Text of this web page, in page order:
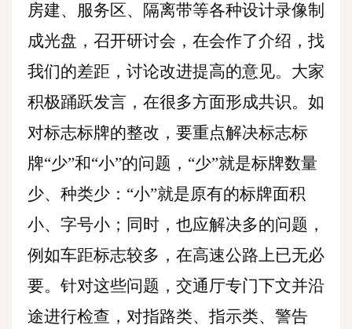
房建、服务区、隔离带等各种设计录像制
成光盘，召开研讨会，在会作了介绍，找
我们的差距，讨论改进提高的意见。大家
积极踊跃发言，在很多方面形成共识。如
对标志标牌的整改，要重点解决标志标
牌“少”和“小”的问题，“少”就是标牌数量
少、种类少：“小”就是原有的标牌面积
小、字号小；同时，也应解决多的问题，
例如车距标志较多，在高速公路上已无必
要。针对这些问题，交通厅专门下文并沿
途进行检查，对指路类、指示类、警告